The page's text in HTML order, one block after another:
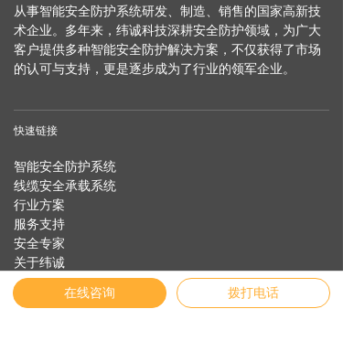
从事智能安全防护系统研发、制造、销售的国家高新技
术企业。多年来，纬诚科技深耕安全防护领域，为广大
客户提供多种智能安全防护解决方案，不仅获得了市场
的认可与支持，更是逐步成为了行业的领军企业。
快速链接
智能安全防护系统
线缆安全承载系统
行业方案
服务支持
安全专家
关于纬诚
友情链接
在线咨询 拨打电话